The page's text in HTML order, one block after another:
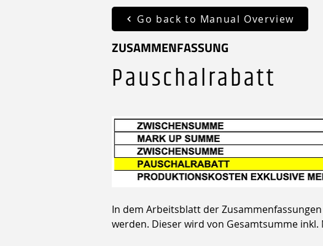
Go back to Manual Overview
ZUSAMMENFASSUNG
Pauschalrabatt
In dem Arbeitsblatt der
werden. Dieser wird von Gesamtsumme inkl.